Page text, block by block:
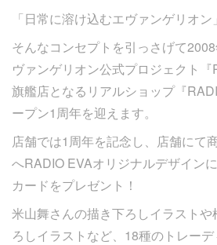
「日常に溶け込むエヴァンゲリオン
そんなコンセプトを引っさげて
ヴァンゲリオン公式プロジェクト
旗艦店となるリアルショップ『
ープン1周年を迎えます。
店舗では1周年を記念し、店舗にて
へRADIO EVAオリジナルデザイン
カードをプレゼント！
米山舞さんの描き下ろしイラスト
ろしイラストなど、18種のトレー